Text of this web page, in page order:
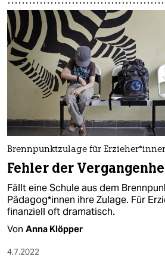
Brennpunktzulage für
Fehler der
Fällt eine Schule aus dem
Päd­ago­g*in­nen ihre Zulage. Für
finanziell oft dramatisch.
Von Anna Klöpper
4.7.2022